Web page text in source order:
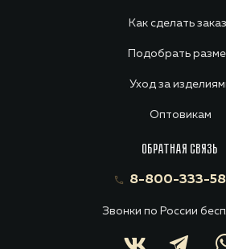
Как сделать
Подобрать
Уход за
Оптовикам
ОБРАТНАЯ СВЯЗЬ
8-800-333-
Звонки по России